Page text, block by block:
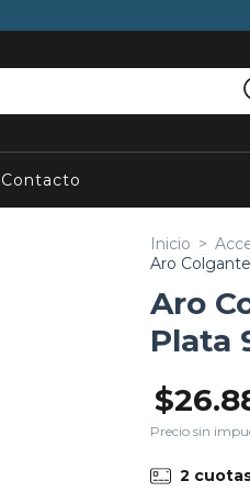
Contacto
Inicio >
Aro
Aro
Plata
Precio sin
2